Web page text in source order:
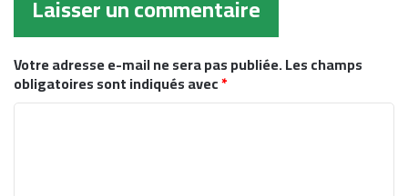
Laisser un commentaire
Votre adresse e-mail ne sera pas publiée.Les champs
obligatoires sont indiqués avec*